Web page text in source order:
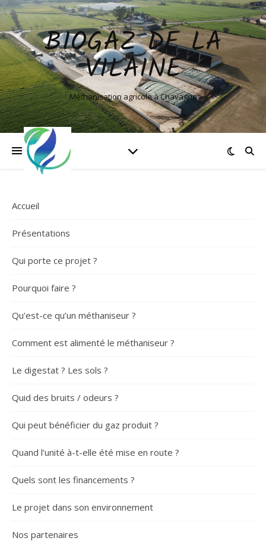
BIOGAZ DE LA
VILAINE
Méthanisation agricole à Chavagne
Accueil
Présentations
Qui porte ce projet ?
Pourquoi faire ?
Qu’est-ce qu’un méthaniseur ?
Comment est alimenté le méthaniseur ?
Le digestat ? Les sols ?
Quid des bruits / odeurs ?
Qui peut bénéficier du gaz produit ?
Quand l’unité à-t-elle été mise en route ?
Quels sont les financements ?
Le projet dans son environnement
Nos partenaires